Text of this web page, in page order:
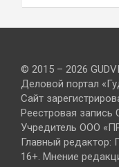
© 2015 – 2026
Деловой портал
Сайт
Реестровая
Учредитель ООО
Главный редактор:
16+. Мнение